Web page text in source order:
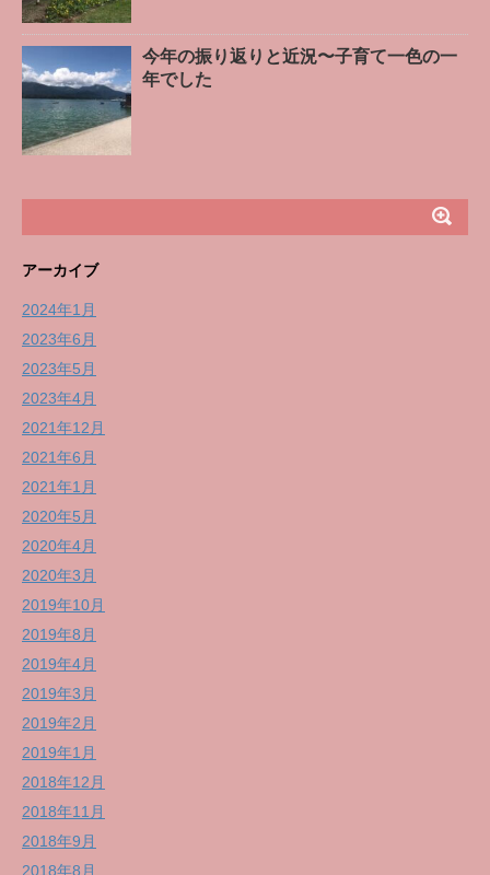
今年の振り返りと近況〜子育て一色の一
年でした
アーカイブ
2024年1月
2023年6月
2023年5月
2023年4月
2021年12月
2021年6月
2021年1月
2020年5月
2020年4月
2020年3月
2019年10月
2019年8月
2019年4月
2019年3月
2019年2月
2019年1月
2018年12月
2018年11月
2018年9月
2018年8月